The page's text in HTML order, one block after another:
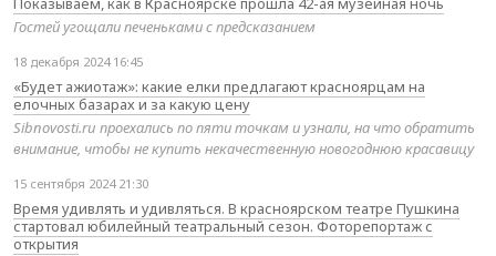
Гостей угощали печеньками с предсказанием
18 декабря 2024 16:45
«Будет ажиотаж»: какие елки предлагают красноярцам на
елочных базарах и за какую цену
Sibnovosti.ru проехались по пяти точкам и узнали, на что обратить
внимание, чтобы не купить некачественную новогоднюю красавицу
15 сентября 2024 21:30
Время удивлять и удивляться. В красноярском театре Пушкина
стартовал юбилейный театральный сезон. Фоторепортаж с
открытия